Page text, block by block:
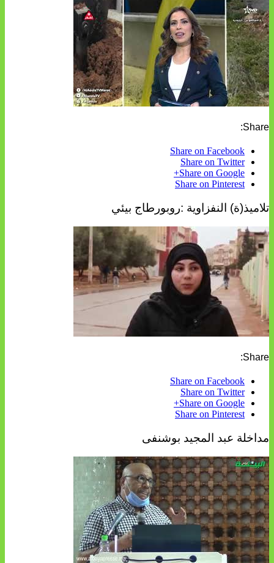
Share:
Share on Facebook
Share on Twitter
Share on Google+
Share on Pinterest
تلاميذ(ة) النفزاوية :روبورطاج بيئي
Share:
Share on Facebook
Share on Twitter
Share on Google+
Share on Pinterest
مداخلة عبد المجيد بوشنفى